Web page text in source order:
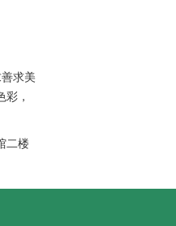
求美
，
二楼